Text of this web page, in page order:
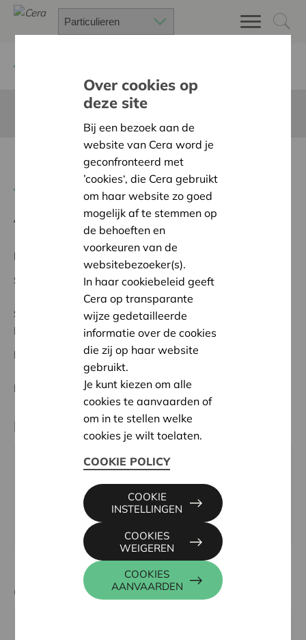
Kunst onder de BOOMen
Terug naar overzicht
Ambitie: Warme en zorgzame buurten voor iedereen
Regionaal Project
Startdatum:
10/02/2026
Status:
In behandeling
Mortsel-Rupel
Datum:
10/02/2026
Beslissing: Goedgekeurd
Partner
Wijkraad Bosstraat-Hoek-De Schomme, Dirkputstraat
314, 2850 BOOM
KunstonderdeBOOMen@hotmail.com
www.wijkkrantje.be
Contactpersoon
Over cookies op
deze site
Bij een bezoek aan de
website van Cera word je
geconfronteerd met
’cookies‘, die Cera gebruikt
om haar website zo goed
mogelijk af te stemmen op
de behoeften en
voorkeuren van de
websitebezoeker(s).
In haar cookiebeleid geeft
Cera op transparante
wijze gedetailleerde
informatie over de cookies
die zij op haar website
gebruikt.
Je kunt kiezen om alle
cookies te aanvaarden of
om in te stellen welke
cookies je wilt toelaten.
COOKIE POLICY
COOKIES
AANVAARDEN
COOKIES
WEIGEREN
COOKIE
INSTELLINGEN